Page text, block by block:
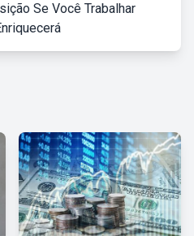
Se Você Trabalhar